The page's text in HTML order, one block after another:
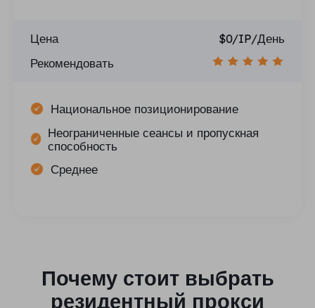
Цена
$0/IP/День
Рекомендовать
Национальное позиционирование
Неограниченные сеансы и пропускная
способность
Среднее
Почему стоит выбрать
резидентный прокси